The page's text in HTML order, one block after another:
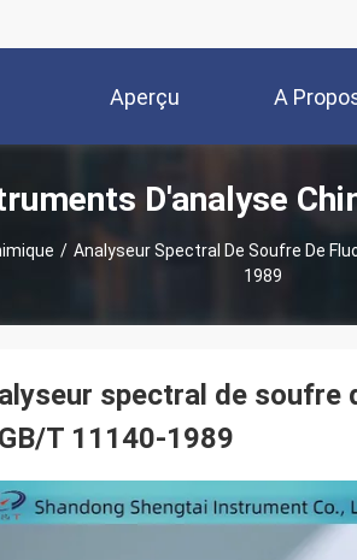
Aperçu A
D'analyse
/ Analyseur Spectral De Soufre De
1989
spectral de soufre
T 11140-1989